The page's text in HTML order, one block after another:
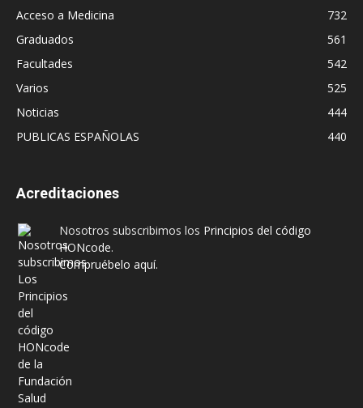
Acceso a Medicina
732
Graduados
561
Facultades
542
Varios
525
Noticias
444
PUBLICAS ESPAÑOLAS
440
Acreditaciones
Nosotros subscribimos los Principios del código
HONcode.
Compruébelo aquí.